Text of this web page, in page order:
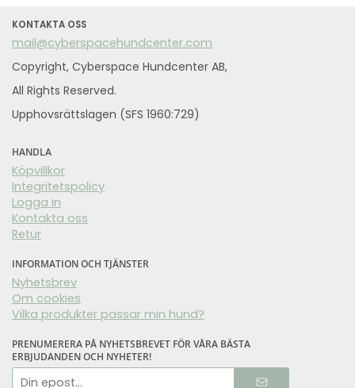
KONTAKTA OSS
mail@cyberspacehundcenter.com
Copyright, Cyberspace Hundcenter AB,
All Rights Reserved.
Upphovsrättslagen (SFS 1960:729)
HANDLA
Köpvillkor
Integritetspolicy
Logga in
Kontakta oss
Retur
INFORMATION OCH TJÄNSTER
Nyhetsbrev
Om cookies
Vilka produkter passar min hund?
PRENUMERERA PÅ NYHETSBREVET FÖR VÅRA BÄSTA
ERBJUDANDEN OCH NYHETER!
E-